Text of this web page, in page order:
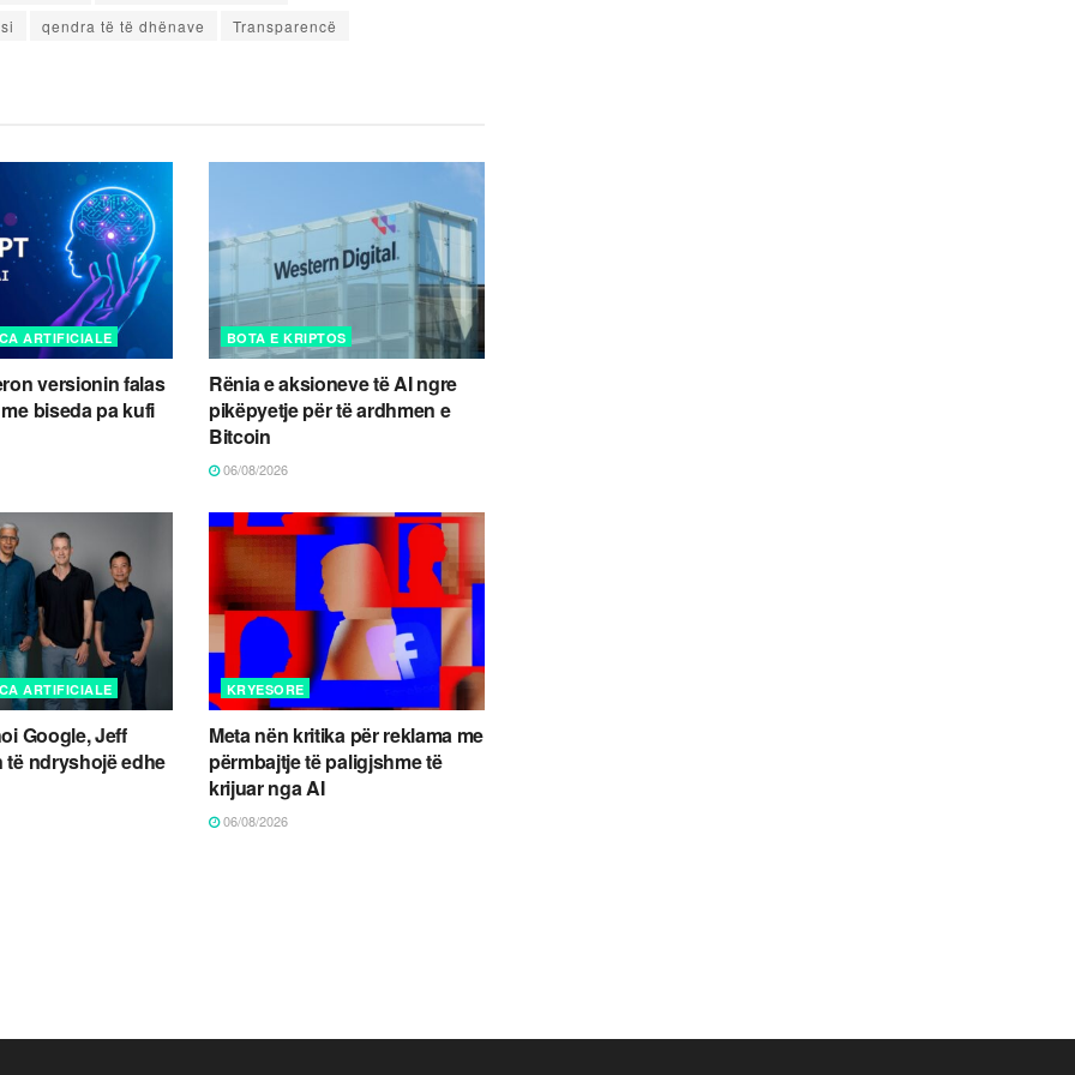
qendra të të dhënave Transparencë
ARTIFICIALE
versionin falas
biseda pa kufi
BOTA E KRIPTOS
Rënia e aksioneve të AI ngre
pikëpyetje për të ardhmen e
Bitcoin
06/08/2026
ARTIFICIALE
Google, Jeff
të ndryshojë edhe
KRYESORE
Meta nën kritika për reklama me
përmbajtje të paligjshme të
krijuar nga AI
06/08/2026